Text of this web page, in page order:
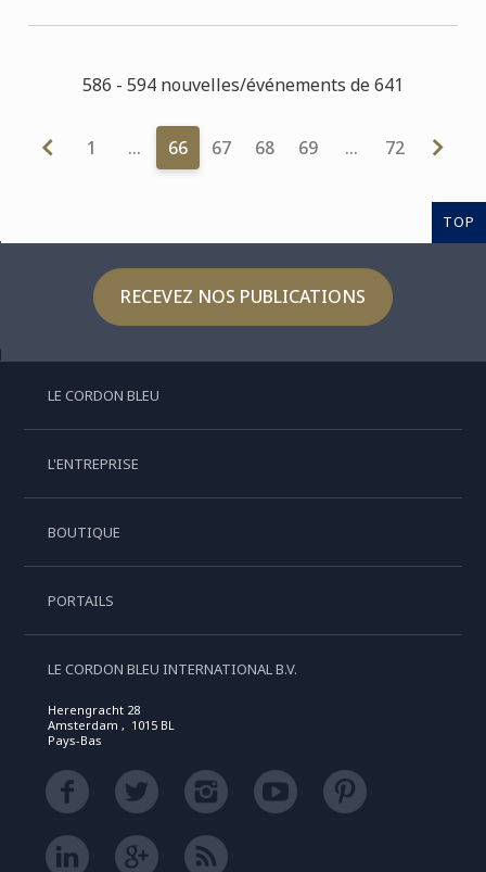
586 - 594 nouvelles/événements de 641
1 … 66 67 68 69 … 72
TOP
RECEVEZ NOS PUBLICATIONS
LE CORDON BLEU
L'ENTREPRISE
BOUTIQUE
PORTAILS
LE CORDON BLEU INTERNATIONAL B.V.
Herengracht 28
Amsterdam , 1015 BL
Pays-Bas